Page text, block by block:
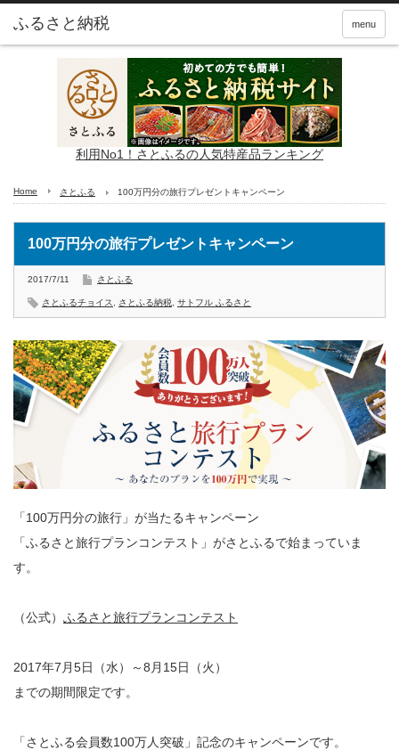
ふるさと納税 menu
利用No1！さとふるの人気特産品ランキング
Home さとふる 100万円分の旅行プレゼントキャンペーン
100万円分の旅行プレゼントキャンペーン
2017/7/11 さとふる
さとふるチョイス さとふる納税 サトフル ふるさと
「100万円分の旅行」が当たるキャンペーン
「ふるさと旅行プランコンテスト」がさとふるで始まっていま
す。
（公式） ふるさと旅行プランコンテスト
2017年7月5日（水）～8月15日（火）
までの期間限定です。
「さとふる会員数100万人突破」記念のキャンペーンです。